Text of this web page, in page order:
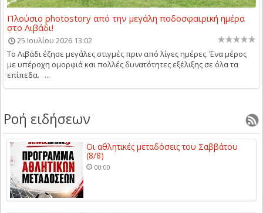
Πλούσιο photostory από την μεγάλη ποδοσφαιρική ημέρα
στο Λιβάδι!
25 Ιουλίου 2026 13:02
Το Λιβάδι έζησε μεγάλες στιγμές πριν από λίγες ημέρες. Ένα μέρος
με υπέροχη ομορφιά και πολλές δυνατότητες εξέλιξης σε όλα τα
επίπεδα. ...
Ροή ειδήσεων
Οι αθλητικές μεταδόσεις του Σαββάτου
(8/8)
00:00